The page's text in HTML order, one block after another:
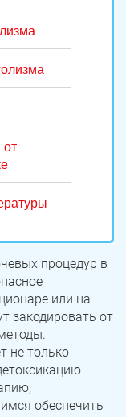
от
процедур в
или на
закодировать от
не только
обеспечить